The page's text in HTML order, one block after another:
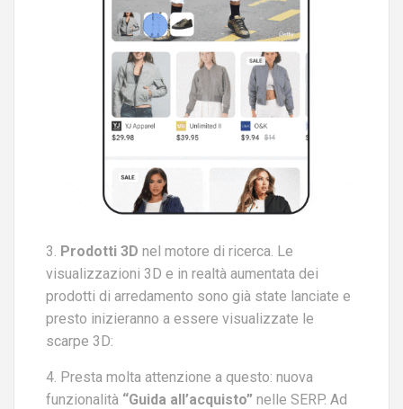
3. Prodotti 3D nel motore di ricerca. Le
visualizzazioni 3D e in realtà aumentata dei
prodotti di arredamento sono già state lanciate e
presto inizieranno a essere visualizzate le
scarpe 3D:
4. Presta molta attenzione a questo: nuova
funzionalità “Guida all’acquisto” nelle SERP. Ad